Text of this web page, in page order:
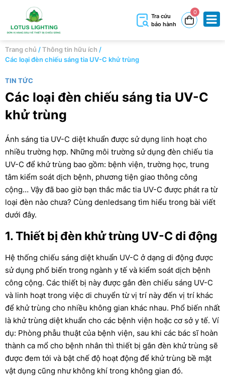
Tra cứu
bảo hành
0
Trang chủ /Thông tin hữu ích /
Các loại đèn chiếu sáng tia UV-C khử trùng
TIN TỨC
Các loại đèn chiếu sáng tia UV-C
khử trùng
Ánh sáng tia UV-C diệt khuẩn được sử dụng linh hoạt cho
nhiều trường hợp. Những môi trường sử dụng đèn chiếu tia
UV-C để khử trùng bao gồm: bệnh viện, trường học, trung
tâm kiểm soát dịch bệnh, phương tiện giao thông công
cộng… Vậy đã bao giờ bạn thắc mắc tia UV-C được phát ra từ
loại đèn nào chưa? Cùng denledsang tìm hiểu trong bài viết
dưới đây.
1. Thiết bị đèn khử trùng UV-C di động
Hệ thống chiếu sáng diệt khuẩn UV-C ở dạng di động được
sử dụng phổ biến trong ngành y tế và kiểm soát dịch bệnh
công cộng. Các thiết bị này được gắn đèn chiếu sáng UV-C
và linh hoạt trong việc di chuyển từ vị trí này đến vị trí khác
để khử trùng cho nhiều không gian khác nhau. Phổ biến nhất
là khử trùng diệt khuẩn cho các bệnh viện hoặc cơ sở y tế. Ví
dụ: Phòng phẫu thuật của bệnh viện, sau khi các bác sĩ hoàn
thành ca mổ cho bệnh nhân thì thiết bị gắn đèn khử trùng sẽ
được đem tới và bật chế độ hoạt động để khử trùng bề mặt
vật dụng cũng như không khí trong không gian đó.